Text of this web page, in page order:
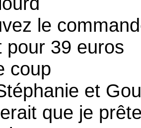
le
pour 39 euros
coup
et
que je